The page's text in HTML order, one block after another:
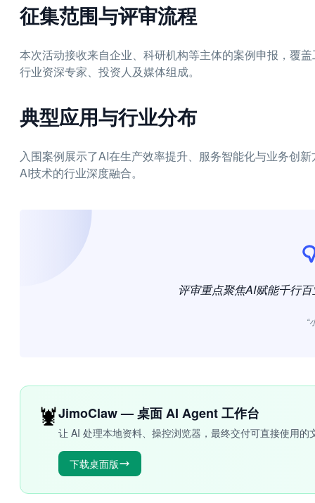
征集范围与评审流程
本次活动接收来自企业、科研机构等主体的案例申报，覆
行业资深专家、投资人及媒体组成。
典型应用与行业分布
入围案例展示了AI在生产效率提升、服务智能化与业务创
AI技术的行业深度融合。
评审重点聚焦AI赋能千行
“
🦞JimoClaw — 桌面 AI Agent 工作台
让 AI 处理本地资料、操控浏览器，最终交付可直接使用
下载桌面版